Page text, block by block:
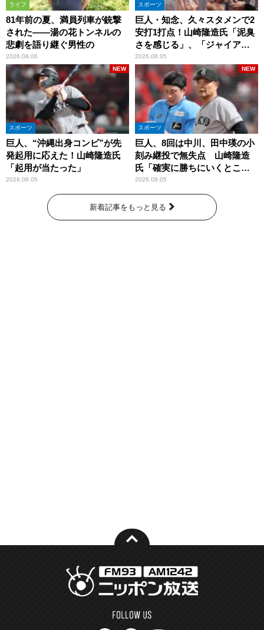
ライフ
81年前の夏、満員列車が銃撃
された――湯の花トンネルの
悲劇を語り継ぐ男性の
2026.08.06
スポーツ
巨人・知念、久々スタメンで2
安打1打点！山崎隆造氏「泥臭
さを感じる」、「ジャイアン
ツには少ないタイプ」
2026.08.05
スポーツ
巨人、“沖縄出身コンビ”が先
発起用に応えた！山崎隆造氏
「起用が当たった」
2026.08.05
NEW
スポーツ
巨人、8回は中川、田中瑛の小
刻み継投で無失点 山崎隆造
氏「確実に勝ちにいくとこ
ろ」
2026.08.05
NEW
新着記事をもっと見る